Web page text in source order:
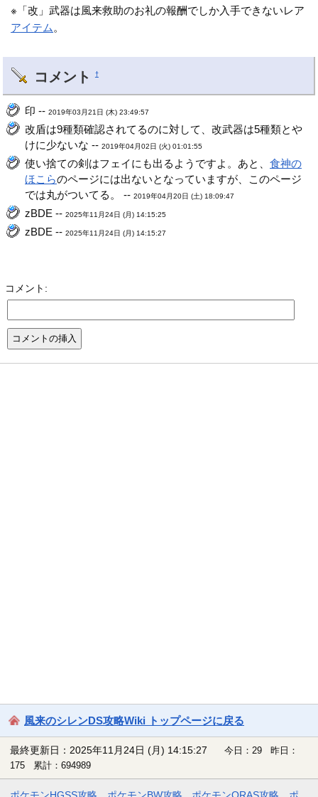
※「改」武器は風来救助のお礼の報酬でしか入手できないレア
アイテム 。
コメント †
印 --2019年03月21日 (木) 23:49:57
改盾は9種類確認されてるのに対して、改武器は5種類とや
けに少ないな --2019年04月02日 (火) 01:01:55
使い捨ての剣はフェイにも出るようですよ。あと、食神の
ほこらのページには出ないとなっていますが、このページ
では丸がついてる。 --2019年04月20日 (土) 18:09:47
zBDE --2025年11月24日 (月) 14:15:25
zBDE --2025年11月24日 (月) 14:15:27
コメント:
風来のシレンDS攻略Wiki トップページに戻る
最終更新日：2025年11月24日 (月) 14:15:27
今日：29 昨日：
175 累計：694989